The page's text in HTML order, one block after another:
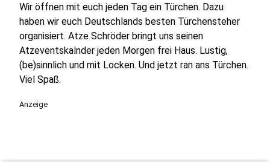
Wir öffnen mit euch jeden Tag ein Türchen. Dazu
haben wir euch Deutschlands besten Türchensteher
organisiert. Atze Schröder bringt uns seinen
Atzeventskalnder jeden Morgen frei Haus. Lustig,
(be)sinnlich und mit Locken. Und jetzt ran ans Türchen.
Viel Spaß.
Anzeige